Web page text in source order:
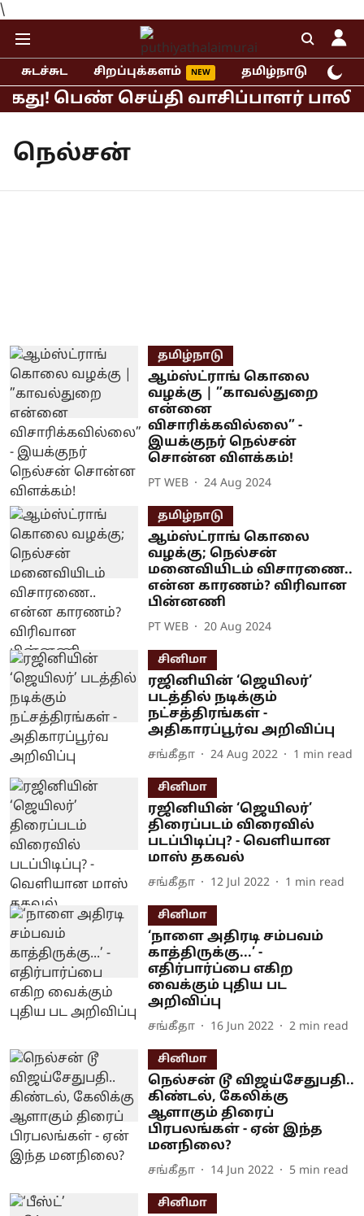
\
சுடச்சுட சிறப்புக்களம் தமிழ்நாடு
பெண் செய்தி வாசிப்பாளர்
நெல்சன்
தமிழ்நாடு
ஆம்ஸ்ட்ராங் கொலை
வழக்கு | ”காவல்துறை
என்னை
விசாரிக்கவில்லை” -
இயக்குநர் நெல்சன்
சொன்ன விளக்கம்!
PT WEB 24 Aug 2024
தமிழ்நாடு
ஆம்ஸ்ட்ராங் கொலை
வழக்கு; நெல்சன்
மனைவியிடம் விசாரணை..
என்ன காரணம்? விரிவான
பின்னணி
PT WEB 20 Aug 2024
சினிமா
ரஜினியின் ‘ஜெயிலர்’
படத்தில் நடிக்கும்
நட்சத்திரங்கள் -
அதிகாரப்பூர்வ அறிவிப்பு
சங்கீதா 24 Aug 2022 1 min read
சினிமா
ரஜினியின் ‘ஜெயிலர்’
திரைப்படம் விரைவில்
படப்பிடிப்பு? - வெளியான
மாஸ் தகவல்
சங்கீதா 12 Jul 2022 1 min read
சினிமா
‘நாளை அதிரடி சம்பவம்
காத்திருக்கு...’ -
எதிர்பார்ப்பை எகிற
வைக்கும் புதிய பட
அறிவிப்பு
சங்கீதா 16 Jun 2022 2 min read
சினிமா
நெல்சன் டூ விஜய்சேதுபதி..
கிண்டல், கேலிக்கு
ஆளாகும் திரைப்
பிரபலங்கள் - ஏன் இந்த
மனநிலை?
சங்கீதா 14 Jun 2022 5 min read
சினிமா